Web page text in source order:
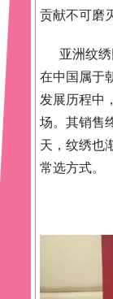
贡献不可磨
亚洲纹绣
在中国属于
发展历程中
场。其销售
天，纹绣也
常选方式。